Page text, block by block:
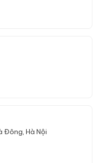
khẩu Bofa BJ-
Đông, Hà Nội